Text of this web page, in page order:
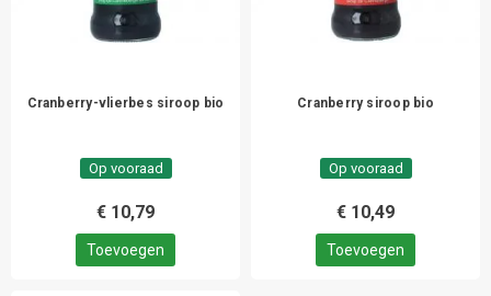
Cranberry-vlierbes siroop bio
Op vooraad
€ 10,79
Toevoegen
Cranberry siroop bio
Op vooraad
€ 10,49
Toevoegen